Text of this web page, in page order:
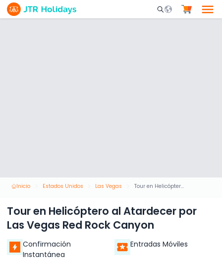
Mobile Search
Inicio Estados Unidos Las Vegas Tour en Helicóptero al Atardecer por Las Vegas Red Rock Canyon
Tour en Helicóptero al Atardecer por
Las Vegas Red Rock Canyon
Confirmación
Instantánea
Entradas Móviles